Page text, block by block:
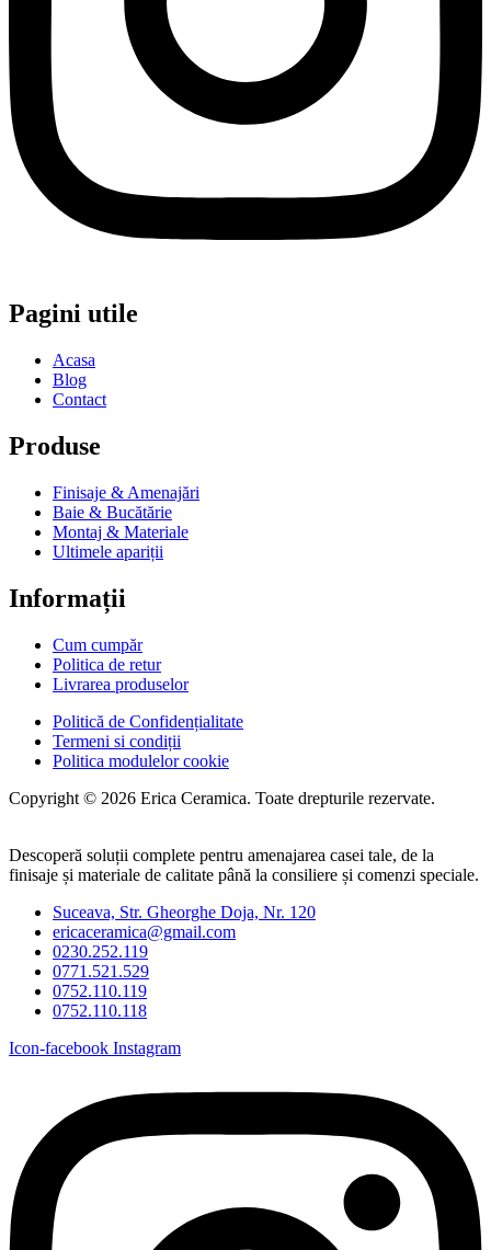
Pagini utile
Acasa
Blog
Contact
Produse
Finisaje & Amenajări
Baie & Bucătărie
Montaj & Materiale
Ultimele apariții
Informații
Cum cumpăr
Politica de retur
Livrarea produselor
Politică de Confidențialitate
Termeni si condiții
Politica modulelor cookie
Copyright © 2026 Erica Ceramica. Toate drepturile rezervate.
Descoperă soluții complete pentru amenajarea casei tale, de la
finisaje și materiale de calitate până la consiliere și comenzi speciale.
Suceava, Str. Gheorghe Doja, Nr. 120
ericaceramica@gmail.com
0230.252.119
0771.521.529
0752.110.119
0752.110.118
Icon-facebook Instagram